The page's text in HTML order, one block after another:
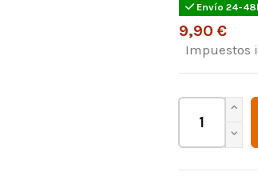
Envío 24-
9,90 €
Impuestos